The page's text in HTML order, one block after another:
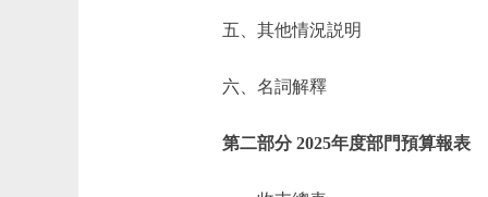
五、其他情況説明
六、名詞解釋
第二部分 2025年度部門預算報表